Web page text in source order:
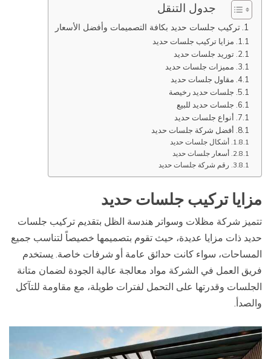
جدول التنقل
تركيب جلسات حديد بكافة التصميمات وأفضل الأسعار
مزايا تركيب جلسات حديد
توريد جلسات حديد
مميزات جلسات حديد
مقاول جلسات حديد
جلسات حديد رخيصة
جلسات حديد للبيع
أنواع جلسات حديد
أفضل شركة جلسات حديد
أشكال جلسات حديد
أسعار جلسات حديد
رقم شركة جلسات حديد
مزايا تركيب جلسات حديد
تتميز شركة مظلات وسواتر هندسة الظل بتقديم تركيب جلسات
حديد ذات مزايا عديدة، حيث تقوم بتصميمها خصيصاً لتناسب جميع
المساحات، سواء كانت حدائق عامة أو شرفات خاصة. يستخدم
فريق العمل في الشركة مواد معالجة عالية الجودة لضمان متانة
الجلسات وقدرتها على التحمل لفترات طويلة، مع مقاومة للتآكل
والصدأ.